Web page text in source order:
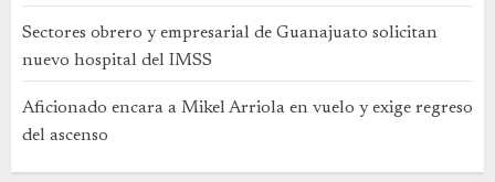
Sectores obrero y empresarial de Guanajuato solicitan
nuevo hospital del IMSS
Aficionado encara a Mikel Arriola en vuelo y exige regreso
del ascenso